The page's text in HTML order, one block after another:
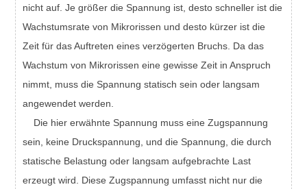
nicht auf. Je größer die Spannung ist, desto schneller ist die
Wachstumsrate von Mikrorissen und desto kürzer ist die
Zeit für das Auftreten eines verzögerten Bruchs. Da das
Wachstum von Mikrorissen eine gewisse Zeit in Anspruch
nimmt, muss die Spannung statisch sein oder langsam
angewendet werden.
Die hier erwähnte Spannung muss eine Zugspannung
sein, keine Druckspannung, und die Spannung, die durch
statische Belastung oder langsam aufgebrachte Last
erzeugt wird. Diese Zugspannung umfasst nicht nur die